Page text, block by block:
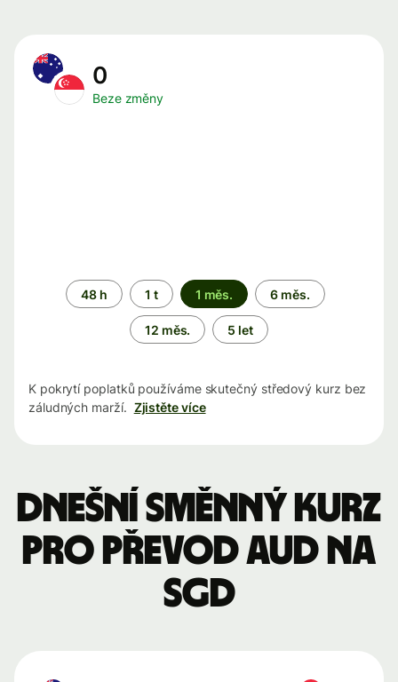
0
Beze změny
Časové
období
48 h 1 t 1 měs. 6 měs.
12 měs. 5 let
K pokrytí poplatků používáme skutečný středový kurz bez
záludných marží. Zjistěte více
Dnešní směnný kurz
pro převod AUD na
SGD